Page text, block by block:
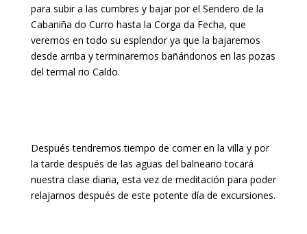
para subir a las cumbres y bajar por el Sendero de la
Cabaniña do Curro hasta la Corga da Fecha, que
veremos en todo su esplendor ya que la bajaremos
desde arriba y terminaremos bañándonos en las pozas
del termal rio Caldo.
Después tendremos tiempo de comer en la villa y por
la tarde después de las aguas del balneario tocará
nuestra clase diaria, esta vez de meditación para poder
relajarnos después de este potente día de excursiones.